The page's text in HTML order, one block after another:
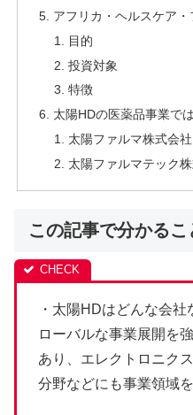
アフリカ・ヘルスケア
目的
投資対象
特徴
太陽HDの医薬品事業で
太陽ファルマ株式会社
太陽ファルマテック
この記事で分かるこ
・太陽HDはどんな会
ローバルな事業展開を
あり、エレクトロニク
分野などにも事業領域